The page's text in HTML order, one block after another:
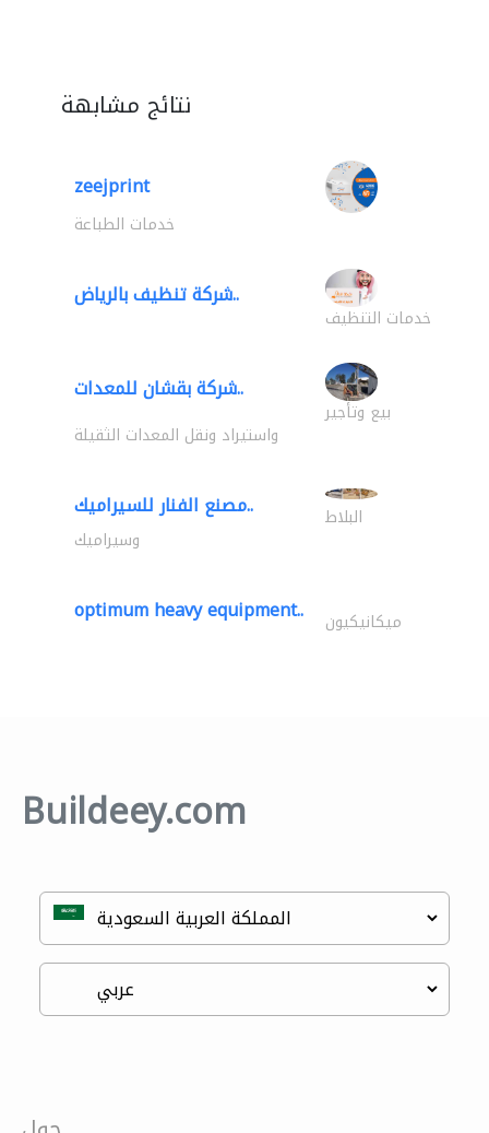
نتائج مشابهة
zeejprint
خدمات الطباعة
شركة تنظيف بالرياض..
خدمات التنظيف
شركة بقشان للمعدات..
بيع وتأجير
واستيراد ونقل المعدات الثقيلة
مصنع الفنار للسيراميك.. البلاط
وسيراميك
optimum heavy equipment.. ميكانيكيون
Buildeey.com